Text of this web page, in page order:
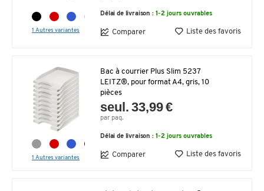
1 Autres variantes
Délai de livraison : 1-2 jours ouvrables
Comparer Liste des favoris
1 Autres variantes
Bac à courrier Plus Slim 5237
LEITZ®, pour format A4, gris, 10
pièces
seul. 33,99 €
par paq.
Délai de livraison : 1-2 jours ouvrables
Comparer Liste des favoris